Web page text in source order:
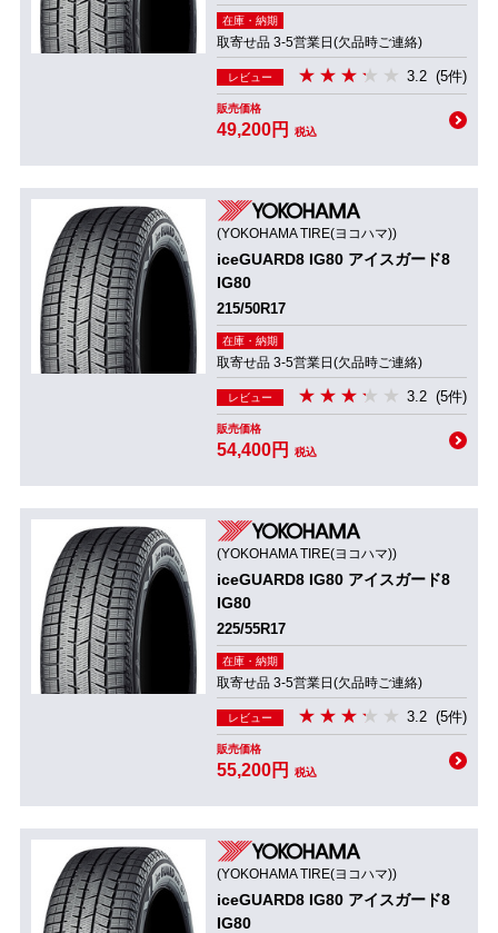
在庫・納期
取寄せ品 3-5営業日(欠品時ご連絡)
レビュー 3.2 (5件)
販売価格
49,200円 税込
(YOKOHAMA TIRE(ヨコハマ))
iceGUARD8 IG80 アイスガード8
IG80
215/50R17
在庫・納期
取寄せ品 3-5営業日(欠品時ご連絡)
レビュー 3.2 (5件)
販売価格
54,400円 税込
(YOKOHAMA TIRE(ヨコハマ))
iceGUARD8 IG80 アイスガード8
IG80
225/55R17
在庫・納期
取寄せ品 3-5営業日(欠品時ご連絡)
レビュー 3.2 (5件)
販売価格
55,200円 税込
(YOKOHAMA TIRE(ヨコハマ))
iceGUARD8 IG80 アイスガード8
IG80